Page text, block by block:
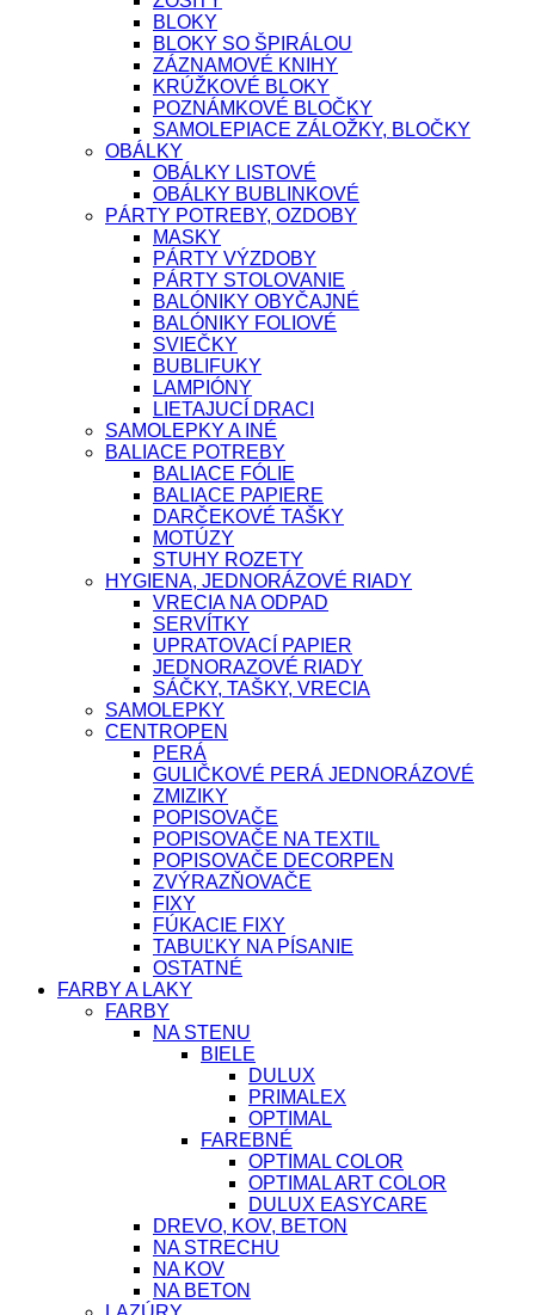
BLOKY
BLOKY SO ŠPIRÁLOU
ZÁZNAMOVÉ KNIHY
KRÚŽKOVÉ BLOKY
POZNÁMKOVÉ BLOČKY
SAMOLEPIACE ZÁLOŽKY, BLOČKY
OBÁLKY
OBÁLKY LISTOVÉ
OBÁLKY BUBLINKOVÉ
PÁRTY POTREBY, OZDOBY
MASKY
PÁRTY VÝZDOBY
PÁRTY STOLOVANIE
BALÓNIKY OBYČAJNÉ
BALÓNIKY FOLIOVÉ
SVIEČKY
BUBLIFUKY
LAMPIÓNY
LIETAJUCÍ DRACI
SAMOLEPKY A INÉ
BALIACE POTREBY
BALIACE FÓLIE
BALIACE PAPIERE
DARČEKOVÉ TAŠKY
MOTÚZY
STUHY ROZETY
HYGIENA, JEDNORÁZOVÉ RIADY
VRECIA NA ODPAD
SERVÍTKY
UPRATOVACÍ PAPIER
JEDNORAZOVÉ RIADY
SÁČKY, TAŠKY, VRECIA
SAMOLEPKY
CENTROPEN
PERÁ
GULIČKOVÉ PERÁ JEDNORÁZOVÉ
ZMIZIKY
POPISOVAČE
POPISOVAČE NA TEXTIL
POPISOVAČE DECORPEN
ZVÝRAZŇOVAČE
FIXY
FÚKACIE FIXY
TABUĽKY NA PÍSANIE
OSTATNÉ
FARBY A LAKY
FARBY
NA STENU
BIELE
DULUX
PRIMALEX
OPTIMAL
FAREBNÉ
OPTIMAL COLOR
OPTIMAL ART COLOR
DULUX EASYCARE
DREVO, KOV, BETON
NA STRECHU
NA KOV
NA BETON